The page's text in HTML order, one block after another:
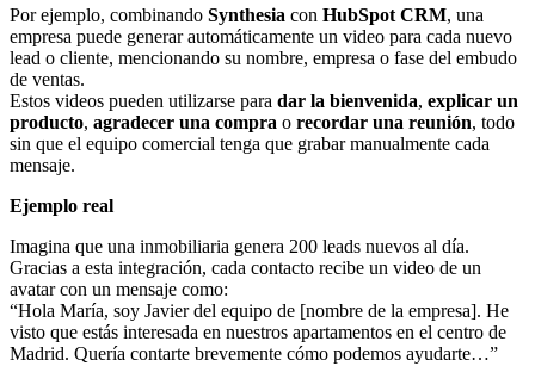
Por ejemplo, combinando Synthesia con HubSpot CRM, una
empresa puede generar automáticamente un video para cada nuevo
lead o cliente, mencionando su nombre, empresa o fase del embudo
de ventas.
Estos videos pueden utilizarse para dar la bienvenida, explicar un
producto, agradecer una compra o recordar una reunión, todo
sin que el equipo comercial tenga que grabar manualmente cada
mensaje.
Ejemplo real
Imagina que una inmobiliaria genera 200 leads nuevos al día.
Gracias a esta integración, cada contacto recibe un video de un
avatar con un mensaje como:
“Hola María, soy Javier del equipo de [nombre de la empresa]. He
visto que estás interesada en nuestros apartamentos en el centro de
Madrid. Quería contarte brevemente cómo podemos ayudarte…”